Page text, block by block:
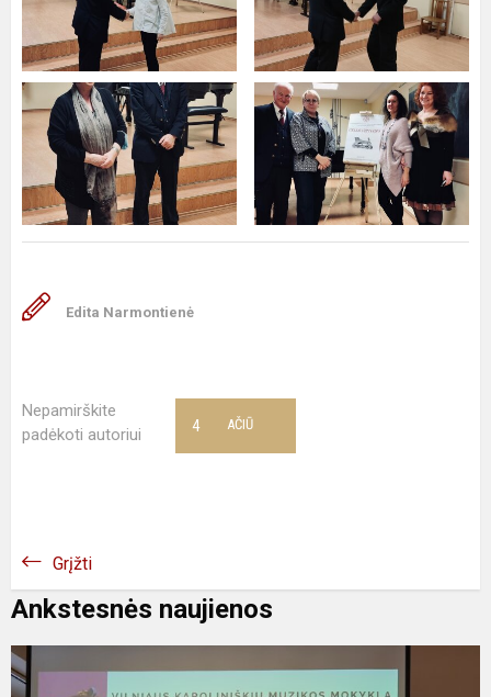
Edita Narmontienė
Nepamirškite
padėkoti autoriui
AČIŪ
4
Grįžti
Ankstesnės naujienos